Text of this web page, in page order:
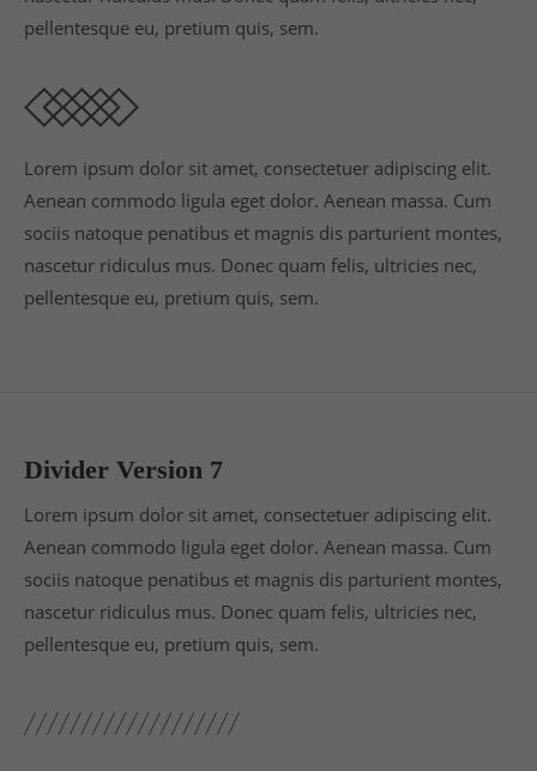
pellentesque eu, pretium quis, sem.
Lorem ipsum dolor sit amet, consectetuer adipiscing elit.
Aenean commodo ligula eget dolor. Aenean massa. Cum
sociis natoque penatibus et magnis dis parturient montes,
nascetur ridiculus mus. Donec quam felis, ultricies nec,
pellentesque eu, pretium quis, sem.
Divider Version 7
Lorem ipsum dolor sit amet, consectetuer adipiscing elit.
Aenean commodo ligula eget dolor. Aenean massa. Cum
sociis natoque penatibus et magnis dis parturient montes,
nascetur ridiculus mus. Donec quam felis, ultricies nec,
pellentesque eu, pretium quis, sem.